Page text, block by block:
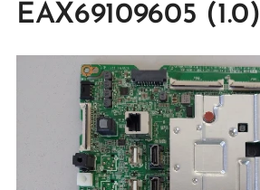
EAX69109605 (1.0)